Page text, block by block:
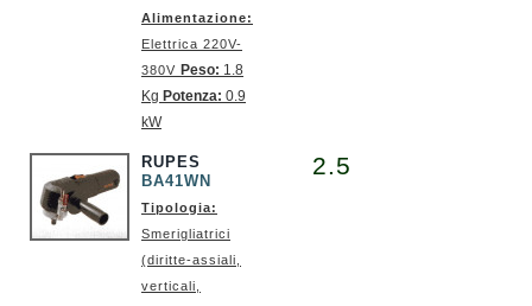
Alimentazione:
Elettrica 220V-
380V Peso: 1.8
Kg Potenza: 0.9
kW
RUPES
BA41WN
Tipologia:
Smerigliatrici
(diritte-assiali,
verticali,
2.5